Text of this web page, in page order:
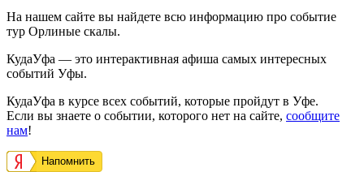
На нашем сайте вы найдете всю информацию про событие
тур Орлиные скалы.
КудаУфа — это интерактивная афиша самых интересных
событий Уфы.
КудаУфа в курсе всех событий, которые пройдут в Уфе.
Если вы знаете о событии, которого нет на сайте, сообщите
нам!
Напомнить